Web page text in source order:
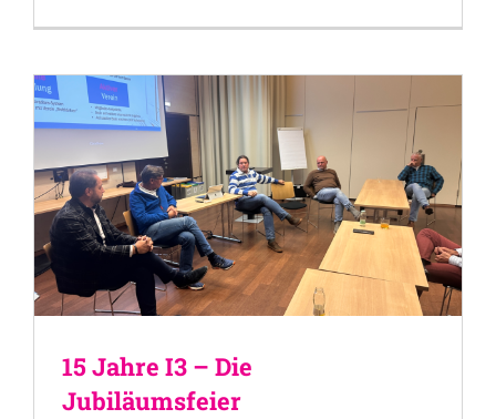
15 Jahre I3 – Die
Jubiläumsfeier